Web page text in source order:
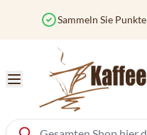
Sammeln Sie